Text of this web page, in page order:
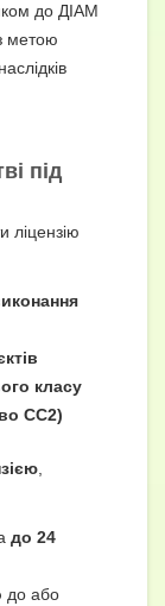
до ДІАМ
метою
під
ліцензію
класу
СС2)
до 24
до або